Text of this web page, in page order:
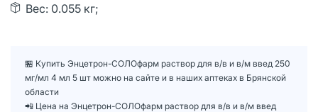
Вес: 0.055 кг;
🏪 Купить Энцетрон-СОЛОфарм раствор для в/в и в/м введ 250
мг/мл 4 мл 5 шт можно на сайте и в наших аптеках в Брянской
области
📲 Цена на Энцетрон-СОЛОфарм раствор для в/в и в/м введ